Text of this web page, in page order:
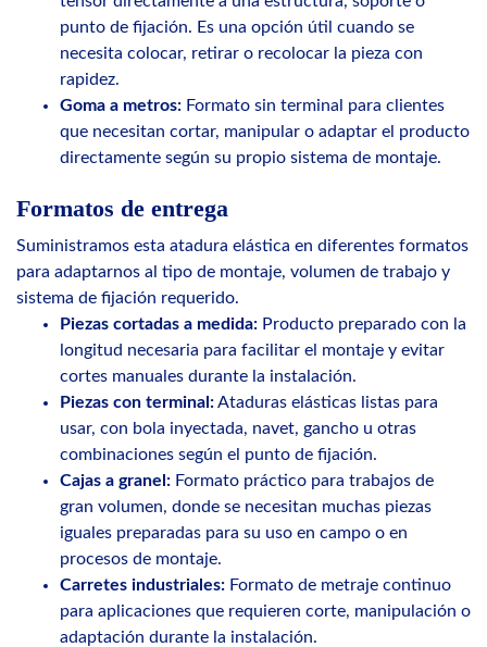
punto de fijación. Es una opción útil cuando se
necesita colocar, retirar o recolocar la pieza con
rapidez.
Goma a metros: Formato sin terminal para clientes
que necesitan cortar, manipular o adaptar el producto
directamente según su propio sistema de montaje.
Formatos de entrega
Suministramos esta atadura elástica en diferentes formatos
para adaptarnos al tipo de montaje, volumen de trabajo y
sistema de fijación requerido.
Piezas cortadas a medida: Producto preparado con la
longitud necesaria para facilitar el montaje y evitar
cortes manuales durante la instalación.
Piezas con terminal:Ataduras elásticas listas para
usar, con bola inyectada, navet, gancho u otras
combinaciones según el punto de fijación.
Cajas a granel: Formato práctico para trabajos de
gran volumen, donde se necesitan muchas piezas
iguales preparadas para su uso en campo o en
procesos de montaje.
Carretes industriales: Formato de metraje continuo
para aplicaciones que requieren corte, manipulación o
adaptación durante la instalación.